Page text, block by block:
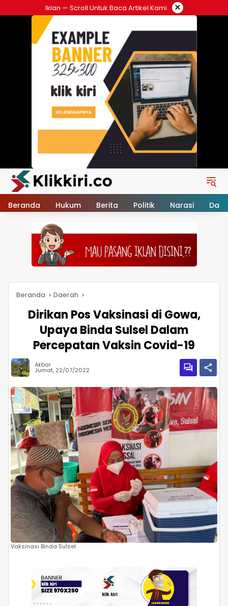
ke
Iklan — Scroll Untuk Baca Artikel Kami ×
Beranda Hukum Berita Politik Narasi
Beranda Daerah
Dirikan Pos Vaksinasi di Gowa,
Upaya Binda Sulsel Dalam
Percepatan Vaksin Covid-19
Akbar
Jumat, 22/07/2022
Vaksinasi Binda Sulsel.